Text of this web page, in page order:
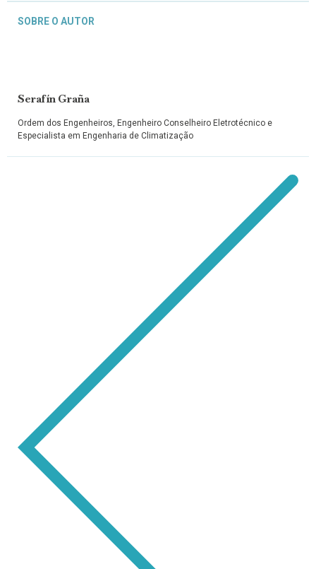
SOBRE O AUTOR
Serafín Graña
Ordem dos Engenheiros, Engenheiro Conselheiro Eletrotécnico e
Especialista em Engenharia de Climatização